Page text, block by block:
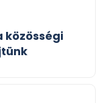
közösségi